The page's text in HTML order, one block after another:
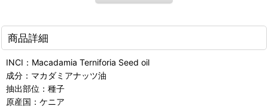
商品詳細
INCI：Macadamia Terniforia Seed oil
成分：マカダミアナッツ油
抽出部位：種子
原産国：ケニア